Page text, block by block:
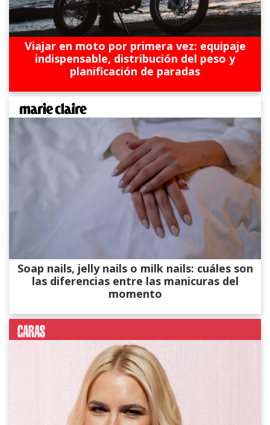
Viajar en moto por primera vez: equipaje
indispensable, distribución del peso y
planificación de paradas
Soap nails, jelly nails o milk nails: cuáles son
las diferencias entre las manicuras del
momento